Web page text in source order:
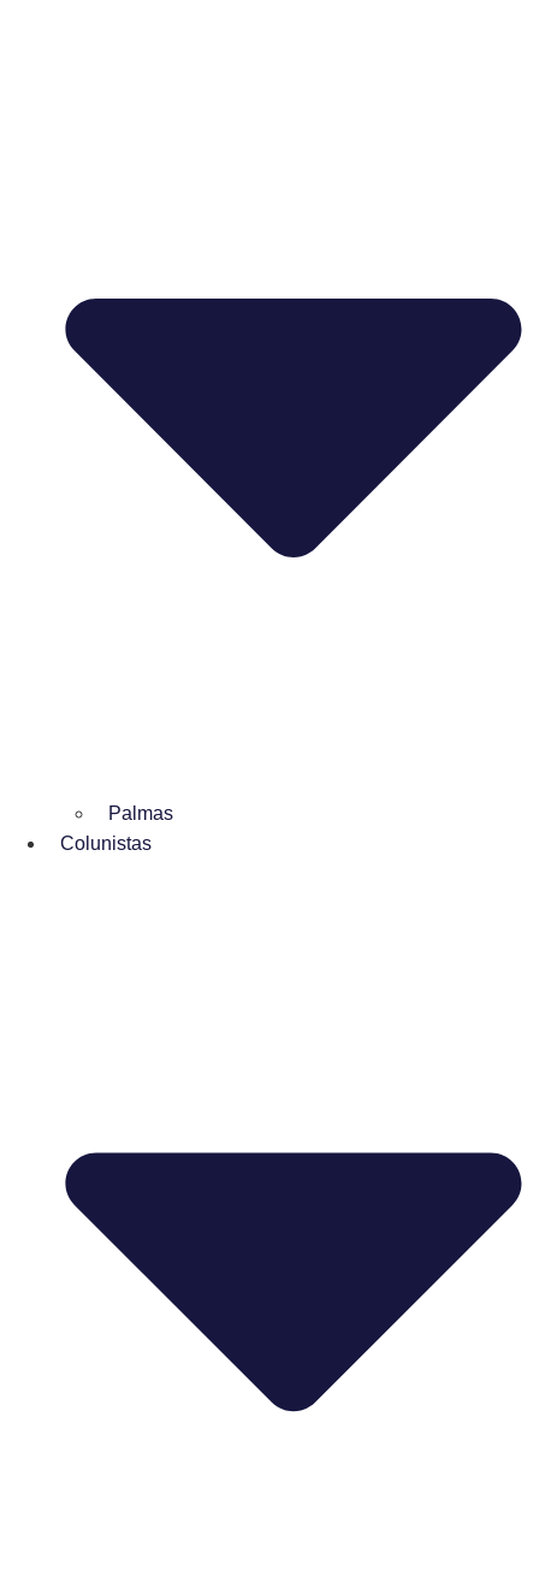
Palmas
Colunistas